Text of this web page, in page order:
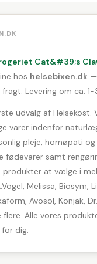
Cat&#39;s
hos helsebixen.dk
fragt. Levering om ca. 1-
udvalg af Helsekost.
varer indenfor
pleje, homøpati
fødevarer samt
at vælge i
Melissa, Biosym,
Avosol, Konjak,
flere. Alle vores
dig.